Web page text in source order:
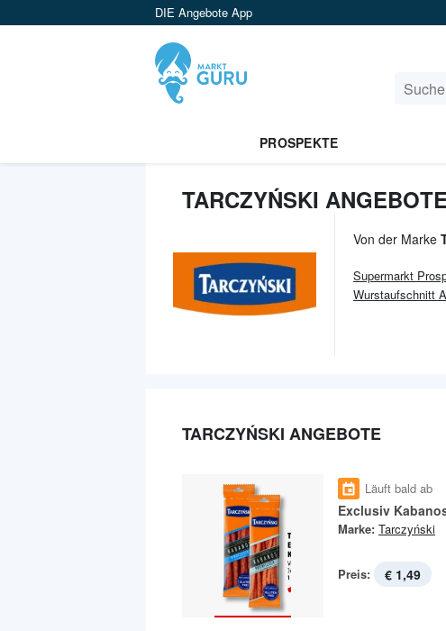
DIE Angebote App
PROSPEKTE
TARCZYŃSKI
Von der Marke
Supermarkt
Wurstaufschnitt
TARCZYŃSKI ANGEBOTE
Läuft bald ab
Exclusiv
Marke: Tarczyński
Preis: € 1,49